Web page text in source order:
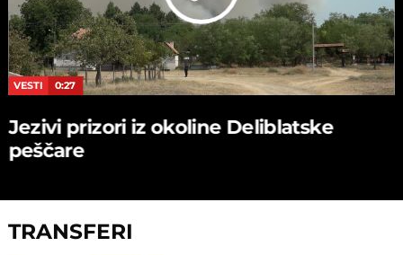
VESTI 0:27
Jezivi prizori iz okoline Deliblatske
peščare
TRANSFERI